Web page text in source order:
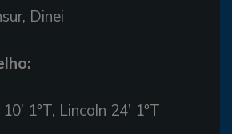
Dinei
1ºT, Lincoln 24’ 1ºT